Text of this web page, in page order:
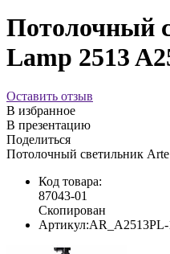
Потолочный
Lamp 2513
Оставить отзыв
В избранное
В презентацию
Поделиться
Потолочный светильник
Код товара:
87043-01
Скопирован
Артикул: